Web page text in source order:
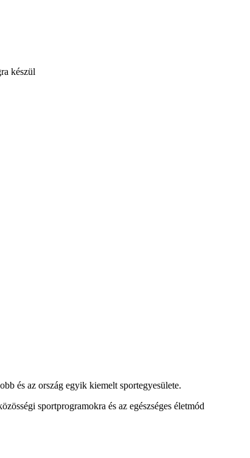
készül
és az ország egyik kiemelt sportegyesülete.
sportprogramokra és az egészséges életmód